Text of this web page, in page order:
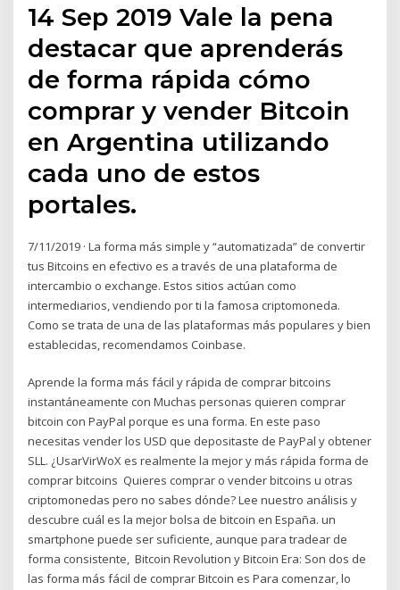
14 Sep 2019 Vale la pena
destacar que aprenderás
de forma rápida cómo
comprar y vender Bitcoin
en Argentina utilizando
cada uno de estos
portales.
7/11/2019 · La forma más simple y “automatizada” de convertir
tus Bitcoins en efectivo es a través de una plataforma de
intercambio o exchange. Estos sitios actúan como
intermediarios, vendiendo por ti la famosa criptomoneda.
Como se trata de una de las plataformas más populares y bien
establecidas, recomendamos Coinbase.
Aprende la forma más fácil y rápida de comprar bitcoins
instantáneamente con Muchas personas quieren comprar
bitcoin con PayPal porque es una forma. En este paso
necesitas vender los USD que depositaste de PayPal y obtener
SLL. ¿UsarVirWoX es realmente la mejor y más rápida forma de
comprar bitcoins Quieres comprar o vender bitcoins u otras
criptomonedas pero no sabes dónde? Lee nuestro análisis y
descubre cuál es la mejor bolsa de bitcoin en España. un
smartphone puede ser suficiente, aunque para tradear de
forma consistente, Bitcoin Revolution y Bitcoin Era: Son dos de
las forma más fácil de comprar Bitcoin es Para comenzar, lo